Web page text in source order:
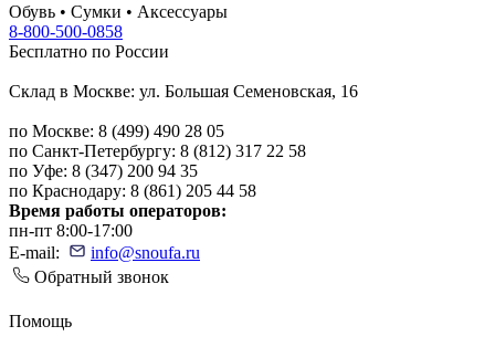
Обувь • Сумки • Аксессуары
8-800-500-0858
Бесплатно по России
Склад в Москве: ул. Большая Семеновская, 16
по Москве: 8 (499) 490 28 05
по Санкт-Петербургу: 8 (812) 317 22 58
по Уфе: 8 (347) 200 94 35
по Краснодару: 8 (861) 205 44 58
Время работы операторов:
пн-пт 8:00-17:00
E-mail:
info@snoufa.ru
Обратный звонок
Помощь